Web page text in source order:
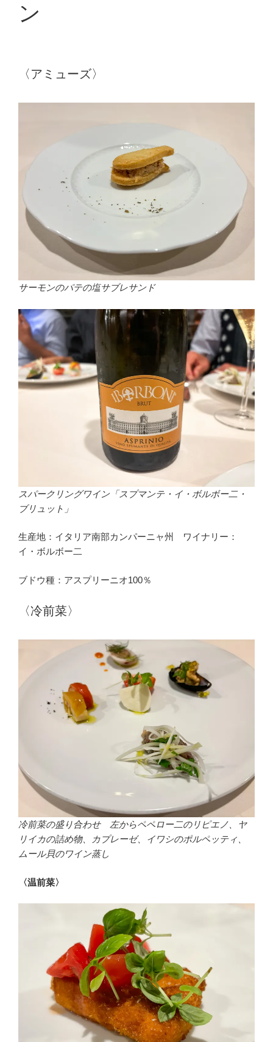
ン
〈アミューズ〉
サーモンのパテの塩サブレサンド
スパークリングワイン「スプマンテ・イ・ボルボー二・
ブリュット」
生産地：イタリア南部カンパーニャ州 ワイナリー：
イ・ボルボー二
ブドウ種：アスプリーニオ100％
〈冷前菜〉
冷前菜の盛り合わせ 左からペペロー二のリピエノ、ヤ
リイカの詰め物、カプレーゼ、イワシのポルペッティ、
ムール貝のワイン蒸し
〈温前菜〉